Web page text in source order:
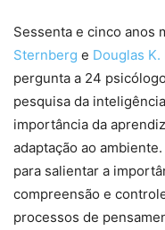
Sessenta e cinco anos
Sternberg e Douglas
pergunta a 24
pesquisa da
importância da
adaptação ao
para salientar a
compreensão e
processos de